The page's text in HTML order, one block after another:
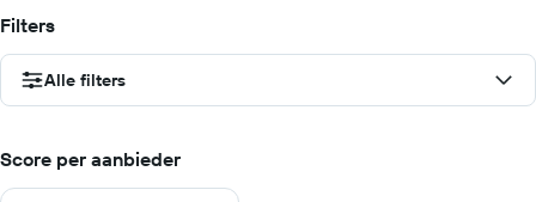
Filters
Alle filters
Score per aanbieder